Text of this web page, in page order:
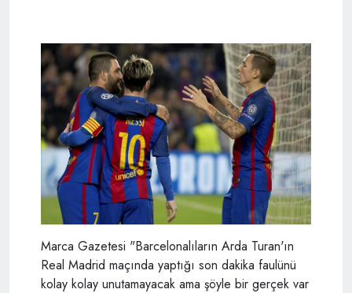
Marca Gazetesi "Barcelonalıların Arda Turan'ın
Real Madrid maçında yaptığı son dakika faulünü
kolay kolay unutamayacak ama şöyle bir gerçek var